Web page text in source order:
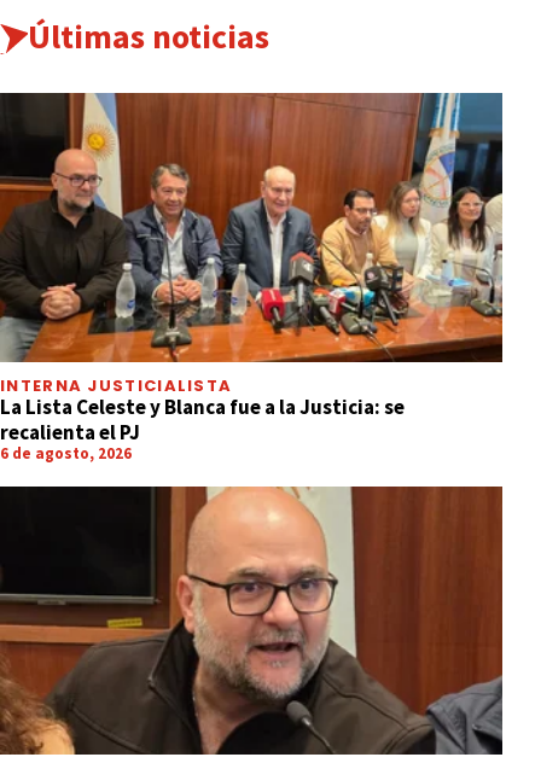
Últimas noticias
INTERNA JUSTICIALISTA
La Lista Celeste y Blanca fue a la Justicia: se
recalienta el PJ
6 de agosto, 2026